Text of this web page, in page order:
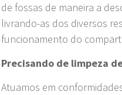
de fossas de maneira a
livrando-as dos diversos
funcionamento do
Precisando de limpeza
Atuamos em